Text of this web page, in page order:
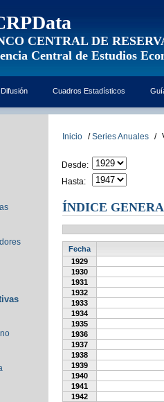
CENTRAL DE
Central de Estudios
Cuadros Estadísticos
Inicio / Series Anuales /
Desde:
Hasta:
ÍNDICE
Fecha
1929
1930
1931
1932
1933
1934
1935
1936
1937
1938
1939
1940
1941
1942